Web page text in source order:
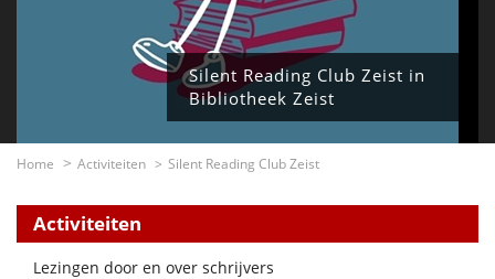
Silent Reading Club Zeist in
Bibliotheek Zeist
Home Activiteiten Silent Reading Club Zeist
Activiteiten
Lezingen door en over schrijvers